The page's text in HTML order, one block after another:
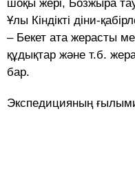
шоқы жері, Бозжыра
Ұлы Кіндікті діни-
– Бекет ата жерасты
құдықтар және т.б.
бар.
Экспедицияның ғ